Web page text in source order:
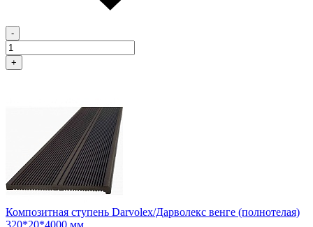
-
+
Композитная ступень Darvolex/Дарволекс венге (полнотелая)
320*20*4000 мм